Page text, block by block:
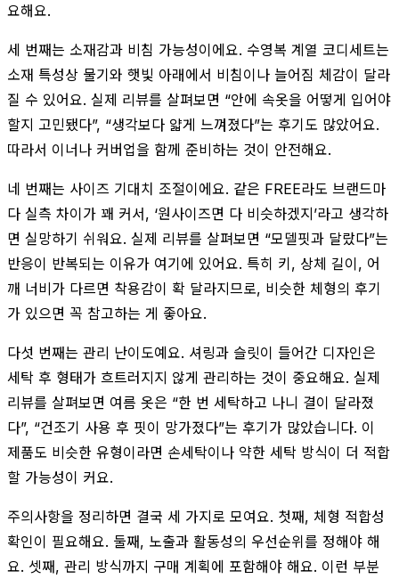
요해요.
세 번째는 소재감과 비침 가능성이에요. 수영복 계열 코디세트는
소재 특성상 물기와 햇빛 아래에서 비침이나 늘어짐 체감이 달라
질 수 있어요. 실제 리뷰를 살펴보면 “안에 속옷을 어떻게 입어야
할지 고민됐다”, “생각보다 얇게 느껴졌다”는 후기도 많았어요.
따라서 이너나 커버업을 함께 준비하는 것이 안전해요.
네 번째는 사이즈 기대치 조절이에요. 같은 FREE라도 브랜드마
다 실측 차이가 꽤 커서, ‘원사이즈면 다 비슷하겠지’라고 생각하
면 실망하기 쉬워요. 실제 리뷰를 살펴보면 “모델핏과 달랐다”는
반응이 반복되는 이유가 여기에 있어요. 특히 키, 상체 길이, 어
깨 너비가 다르면 착용감이 확 달라지므로, 비슷한 체형의 후기
가 있으면 꼭 참고하는 게 좋아요.
다섯 번째는 관리 난이도예요. 셔링과 슬릿이 들어간 디자인은
세탁 후 형태가 흐트러지지 않게 관리하는 것이 중요해요. 실제
리뷰를 살펴보면 여름 옷은 “한 번 세탁하고 나니 결이 달라졌
다”, “건조기 사용 후 핏이 망가졌다”는 후기가 많았습니다. 이
제품도 비슷한 유형이라면 손세탁이나 약한 세탁 방식이 더 적합
할 가능성이 커요.
주의사항을 정리하면 결국 세 가지로 모여요. 첫째, 체형 적합성
확인이 필요해요. 둘째, 노출과 활동성의 우선순위를 정해야 해
요. 셋째, 관리 방식까지 구매 계획에 포함해야 해요. 이런 부분